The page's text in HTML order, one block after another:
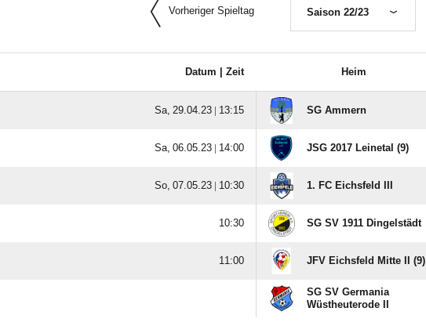
Vorheriger Spieltag Saison 22/23
Datum | Zeit Heim
  |  SG Ammern
  |  JSG 2017 Leinetal (9)
  |  1. FC Eichsfeld III
 SG SV 1911 Dingelstädt
 JFV Eichsfeld Mitte II (9)
SG SV Germania
Wüstheuterode II